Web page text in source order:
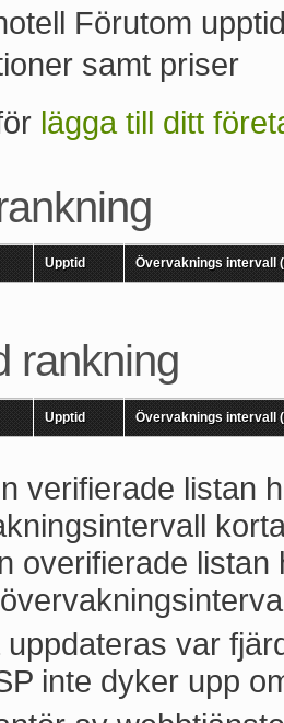
Förutom
samt priser
lägga till ditt
Upptid Övervaknings intervall
rankning
Upptid Övervaknings intervall
verifierade listan
overifierade
var
inte dyker upp